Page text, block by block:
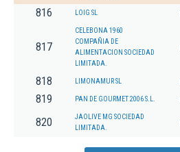
816 LOIG SL
817
CELEBONA 1960
COMPAÑIA DE
ALIMENTACION SOCIEDAD
LIMITADA.
818 LIMONAMUR SL
819 PAN DE GOURMET 2006 S.L.
820
JAOLIVE MG SOCIEDAD
LIMITADA.